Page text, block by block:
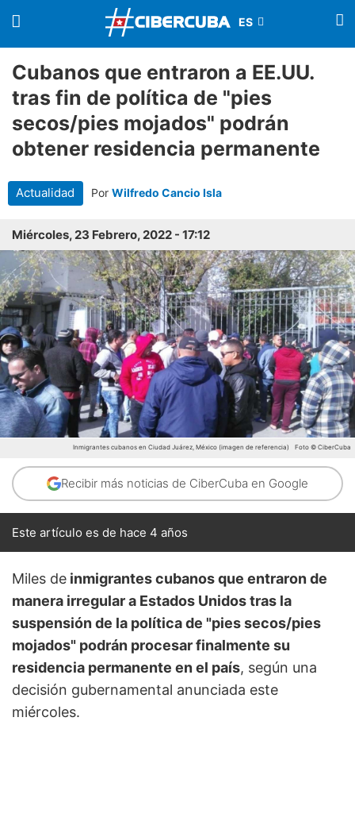
Cubanos que entraron a EE.UU.
tras fin de política de "pies
secos/pies mojados" podrán
obtener residencia permanente
Actualidad Por Wilfredo Cancio Isla
Miércoles, 23 Febrero, 2022 - 17:12
Inmigrantes cubanos en Ciudad Juárez, México (imagen de referencia) Foto © CiberCuba
Recibir más noticias de CiberCuba en Google
Este artículo es de hace 4 años
Miles de inmigrantes cubanos que entraron de
manera irregular a Estados Unidos tras la
suspensión de la política de "pies secos/pies
mojados" podrán procesar finalmente su
residencia permanente en el país, según una
decisión gubernamental anunciada este
miércoles.